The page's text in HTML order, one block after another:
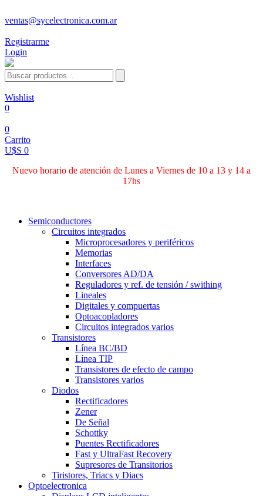
ventas@sycelectronica.com.ar
Registrarme
Login
Wishlist
0
0
Carrito
U$S 0
Nuevo horario de atención de Lunes a Viernes de 10 a 13 y 14 a
17hs
Semiconductores
Circuitos integrados
Microprocesadores y periféricos
Memorias
Interfaces
Conversores AD/DA
Reguladores y ref. de tensión / swithing
Lineales
Digitales y compuertas
Optoacopladores
Circuitos integrados varios
Transistores
Línea BC/BD
Línea TIP
Transistores de efecto de campo
Transistores varios
Diodos
Rectificadores
Zener
De Señal
Schottky
Puentes Rectificadores
Fast y UltraFast Recovery
Supresores de Transitorios
Tiristores, Triacs y Diacs
Optoelectronica